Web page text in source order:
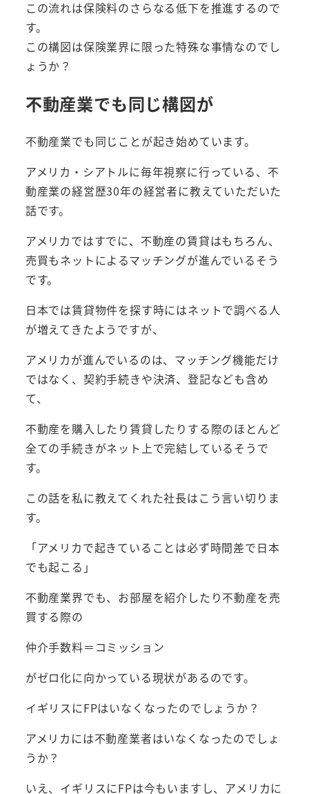
この流れは保険料のさらなる低下を推進するので
す。
この構図は保険業界に限った特殊な事情なのでし
ょうか？
不動産業でも同じ構図が
不動産業でも同じことが起き始めています。
アメリカ・シアトルに毎年視察に行っている、不
動産業の経営歴30年の経営者に教えていただいた
話です。
アメリカではすでに、不動産の賃貸はもちろん、
売買もネットによるマッチングが進んでいるそう
です。
日本では賃貸物件を探す時にはネットで調べる人
が増えてきたようですが、
アメリカが進んでいるのは、マッチング機能だけ
ではなく、契約手続きや決済、登記なども含め
て、
不動産を購入したり賃貸したりする際のほとんど
全ての手続きがネット上で完結しているそうで
す。
この話を私に教えてくれた社長はこう言い切りま
す。
「アメリカで起きていることは必ず時間差で日本
でも起こる」
不動産業界でも、お部屋を紹介したり不動産を売
買する際の
仲介手数料＝コミッション
がゼロ化に向かっている現状があるのです。
イギリスにFPはいなくなったのでしょうか？
アメリカには不動産業者はいなくなったのでしょ
うか？
いえ、イギリスにFPは今もいますし、アメリカに